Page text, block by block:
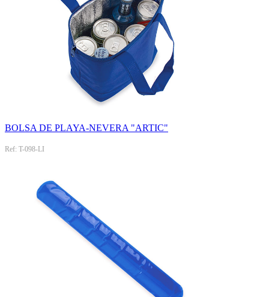
BOLSA DE PLAYA-NEVERA "ARTIC"
Ref: T-098-LI